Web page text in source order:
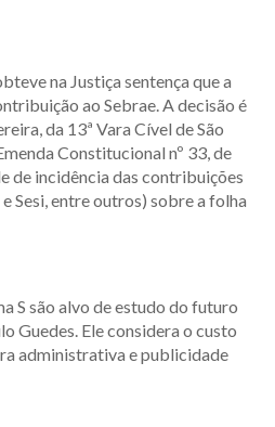
na Justiça sentença que a
ao Sebrae. A decisão é
da 13ª Vara Cível de São
Constitucional nº 33, de
de incidência das contribuições
e Sesi, entre outros) sobre a folha
S são alvo de estudo do futuro
Guedes. Ele considera o custo
administrativa e publicidade